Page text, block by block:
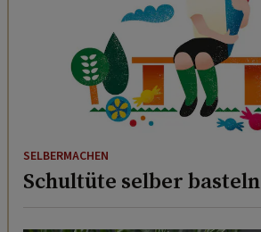
SELBERMACHEN
Schultüte selber basteln